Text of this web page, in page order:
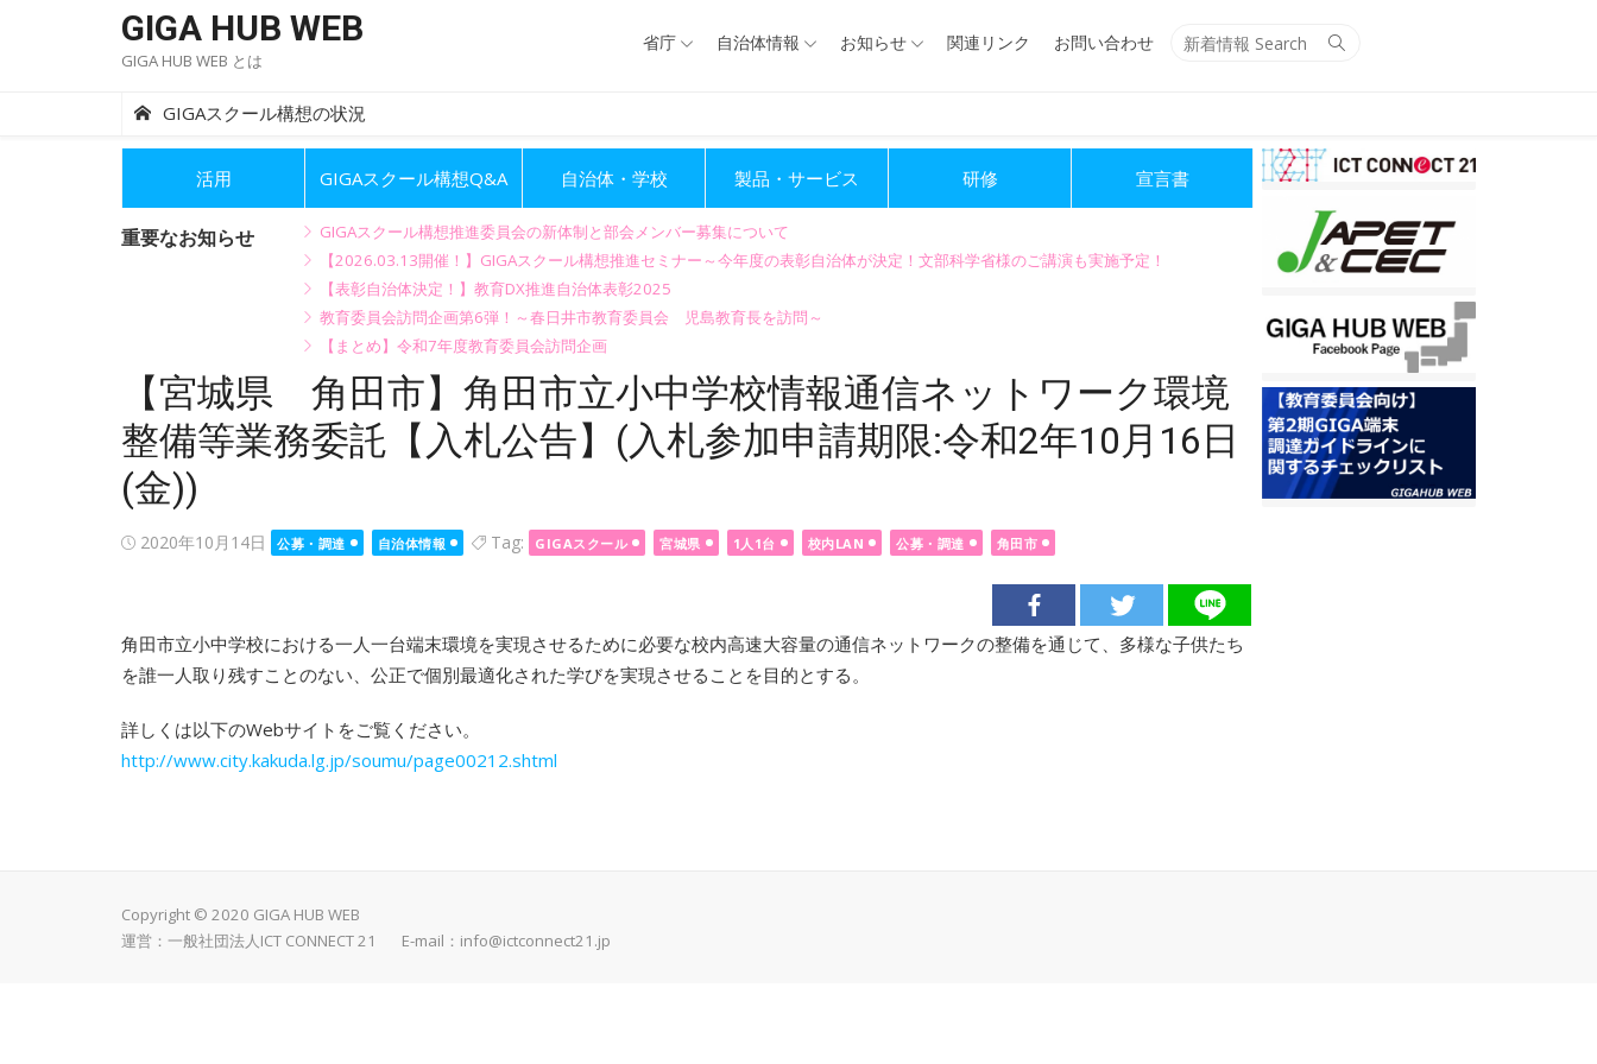
GIGA HUB WEB
GIGA HUB WEB とは
Search
省庁 自治体情報 お知らせ 関連リンク お問い合わせ
GIGAスクール構想の状況
活用 GIGAスクール構想Q&A 自治体・学校 製品・サービス 研修 宣言書
重要なお知らせ
GIGAスクール構想推進委員会の新体制と部会メンバー募集について
【2026.03.13開催！】GIGAスクール構想推進セミナー～今年度の表彰自治体が決定！文部科学省様のご講演も実施予定！
【表彰自治体決定！】教育DX推進自治体表彰2025
教育委員会訪問企画第6弾！～春日井市教育委員会 児島教育長を訪問～
【まとめ】令和7年度教育委員会訪問企画
【宮城県 角田市】角田市立小中学校情報通信ネットワーク環境
整備等業務委託【入札公告】(入札参加申請期限:令和2年10月16日
(金))
Posted
2020年10月14日 公募・調達 自治体情報 Tag: GIGAスクール 宮城県 1人1台 校内LAN 公募・調達 角田市
角田市立小中学校における一人一台端末環境を実現させるために必要な校内高速大容量の通信ネットワークの整備を通じて、多様な子供たち
を誰一人取り残すことのない、公正で個別最適化された学びを実現させることを目的とする。
詳しくは以下のWebサイトをご覧ください。
http://www.city.kakuda.lg.jp/soumu/page00212.shtml
Copyright © 2020 GIGA HUB WEB
運営：一般社団法人ICT CONNECT 21 E-mail： info@ictconnect21.jp